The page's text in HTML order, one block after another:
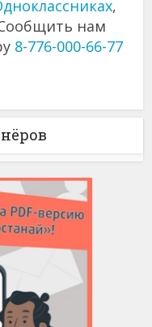
,
нам
8-776-000-66-77